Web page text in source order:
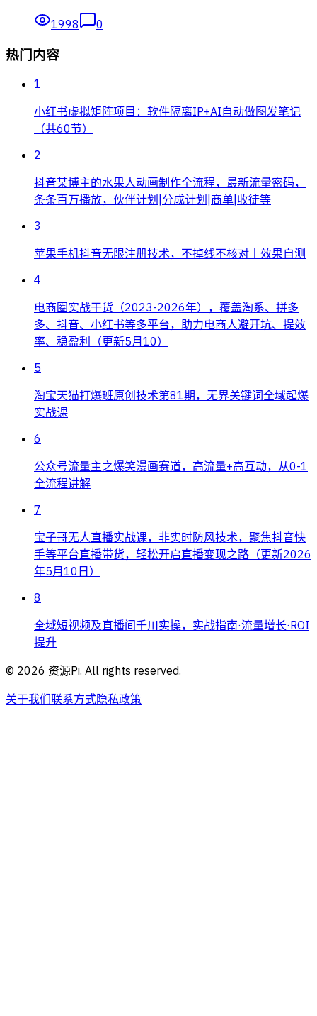
1998 0
热门内容
1
小红书虚拟矩阵项目：软件隔离IP+AI自动做图发笔记
（共60节）
2
抖音某博主的水果人动画制作全流程，最新流量密码，
条条百万播放，伙伴计划|分成计划|商单|收徒等
3
苹果手机抖音无限注册技术，不掉线不核对丨效果自测
4
电商圈实战干货（2023-2026年），覆盖淘系、拼多
多、抖音、小红书等多平台，助力电商人避开坑、提效
率、稳盈利（更新5月10）
5
淘宝天猫打爆班原创技术第81期，无界关键词全域起爆
实战课
6
公众号流量主之爆笑漫画赛道，高流量+高互动，从0-1
全流程讲解
7
宝子哥无人直播实战课，非实时防风技术，聚焦抖音快
手等平台直播带货，轻松开启直播变现之路（更新2026
年5月10日）
8
全域短视频及直播间千川实操，实战指南·流量增长·ROI
提升
© 2026 资源Pi. All rights reserved.
关于我们联系方式隐私政策